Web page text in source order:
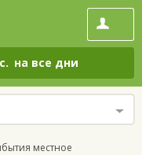
на все дни
местное